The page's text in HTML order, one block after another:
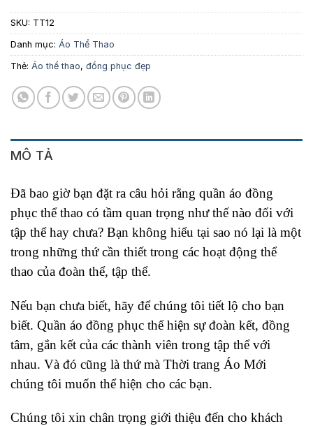
SKU: TT12
Danh mục: Áo Thể Thao
Thẻ: Áo thể thao, đồng phục đẹp
MÔ TẢ
Đã bao giờ bạn đặt ra câu hỏi rằng quần áo đồng
phục thể thao có tầm quan trọng như thế nào đối với
tập thể hay chưa? Bạn không hiểu tại sao nó lại là một
trong những thứ cần thiết trong các hoạt động thể
thao của đoàn thể, tập thể.
Nếu bạn chưa biết, hãy để chúng tôi tiết lộ cho bạn
biết. Quần áo đồng phục thể hiện sự đoàn kết, đồng
tâm, gắn kết của các thành viên trong tập thể với
nhau. Và đó cũng là thứ mà Thời trang Áo Mới
chúng tôi muốn thể hiện cho các bạn.
Chúng tôi xin chân trọng giới thiệu đến cho khách